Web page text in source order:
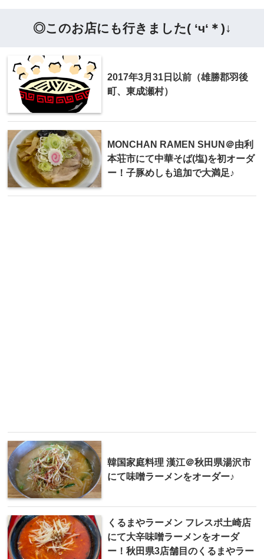
◎このお店にも行きました( ‘ч‘＊)↓
2017年3月31日以前（雄勝郡羽後
町、東成瀬村）
MONCHAN RAMEN SHUN＠由利
本荘市にて中華そば(塩)を初オーダ
ー！子豚めしも追加で大満足♪
韓国家庭料理 漢江＠秋田県湯沢市
にて味噌ラーメンをオーダー♪
くるまやラーメン フレスポ土崎店
にて大辛味噌ラーメンをオーダ
ー！秋田県3店舗目のくるまやラー